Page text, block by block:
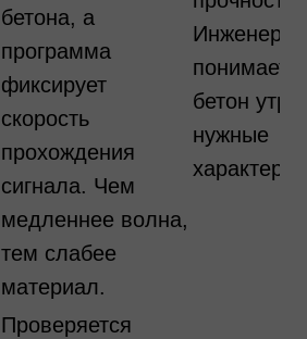
бетона, а
программа
фиксирует
скорость
прохождения
сигнала. Чем
медленнее волна,
тем слабее
материал.
Инженер
понимает,
бетон
нужные
Проверяется